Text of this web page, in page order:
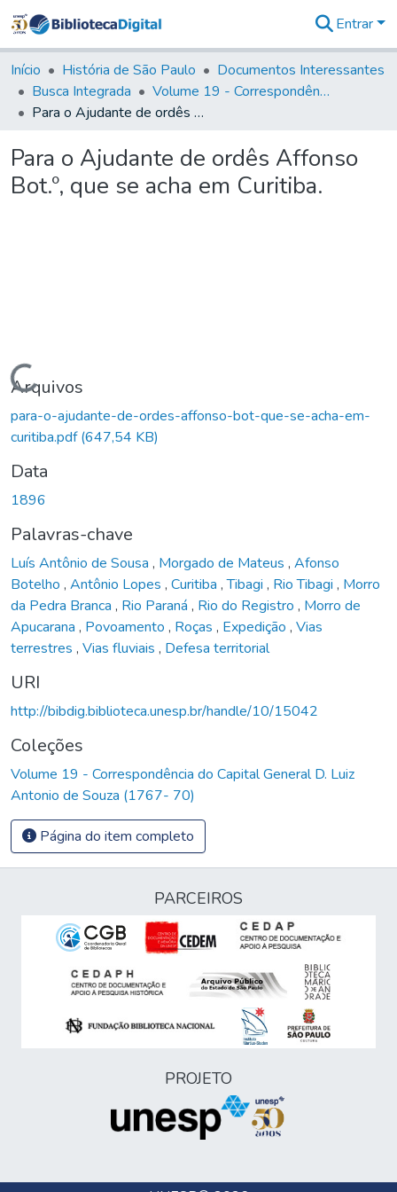
&
Coleções
Tudo na
Biblioteca
Estatísticas
Entrar
Início História de São Paulo
Documentos Interessantes
Busca Integrada
Volume 19 - Correspondência do Capital General D. Luiz Antonio de Souza (1767- 70)
Para o Ajudante de ordês Affonso Bot.º, que se acha em Curitiba.
Para o Ajudante de ordês Affonso
Bot.º, que se acha em Curitiba.
Carregando...
Arquivos
para-o-ajudante-de-ordes-affonso-bot-que-se-acha-em-
curitiba.pdf(647,54 KB)
Data
1896
Palavras-chave
Luís Antônio de Sousa , Morgado de Mateus , Afonso
Botelho , Antônio Lopes , Curitiba ,Tibagi , Rio Tibagi , Morro
da Pedra Branca , Rio Paraná , Rio do Registro , Morro de
Apucarana , Povoamento , Roças , Expedição , Vias
terrestres , Vias fluviais , Defesa territorial
URI
http://bibdig.biblioteca.unesp.br/handle/10/15042
Coleções
Volume 19 - Correspondência do Capital General D. Luiz
Antonio de Souza (1767- 70)
Página do item completo
PARCEIROS
PROJETO